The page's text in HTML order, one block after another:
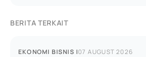
BERITA TERKAIT
EKONOMI BISNIS |07 AUGUST 2026